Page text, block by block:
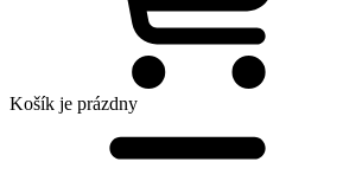
Košík je prázdny